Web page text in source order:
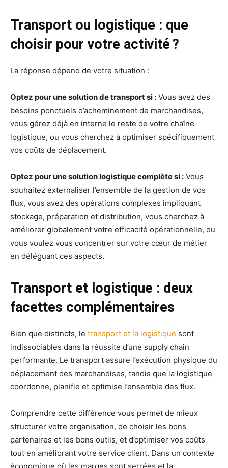
Transport ou logistique : que
choisir pour votre activité ?
La réponse dépend de votre situation :
Optez pour une solution de transport si : Vous avez des
besoins ponctuels d’acheminement de marchandises,
vous gérez déjà en interne le reste de votre chaîne
logistique, ou vous cherchez à optimiser spécifiquement
vos coûts de déplacement.
Optez pour une solution logistique complète si : Vous
souhaitez externaliser l’ensemble de la gestion de vos
flux, vous avez des opérations complexes impliquant
stockage, préparation et distribution, vous cherchez à
améliorer globalement votre efficacité opérationnelle, ou
vous voulez vous concentrer sur votre cœur de métier
en déléguant ces aspects.
Transport et logistique : deux
facettes complémentaires
Bien que distincts, le transport et la logistique sont
indissociables dans la réussite d’une supply chain
performante. Le transport assure l’exécution physique du
déplacement des marchandises, tandis que la logistique
coordonne, planifie et optimise l’ensemble des flux.
Comprendre cette différence vous permet de mieux
structurer votre organisation, de choisir les bons
partenaires et les bons outils, et d’optimiser vos coûts
tout en améliorant votre service client. Dans un contexte